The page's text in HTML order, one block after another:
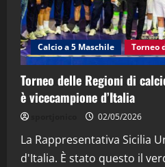
4
(Martedi 14
15/04/2026
"SportEmpire"
08/04/2026
Calcio a 5 Maschile Torneo
Torneo delle Regioni di
è vicecampione d’Italia
02/05/2026
La Rappresentativa Sicilia
d'Italia. È stato questo il